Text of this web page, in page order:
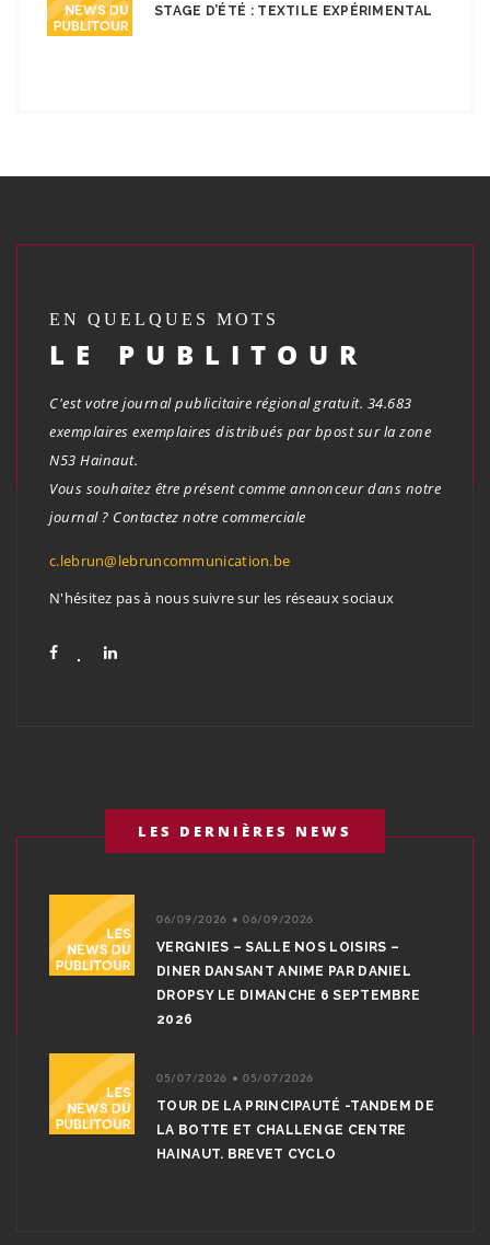
STAGE D’ÉTÉ : TEXTILE EXPÉRIMENTAL
EN QUELQUES MOTS
LE PUBLITOUR
C'est votre journal publicitaire régional gratuit. 34.683
exemplaires exemplaires distribués par bpost sur la zone
N53 Hainaut.
Vous souhaitez être présent comme annonceur dans notre
journal ? Contactez notre commerciale
c.lebrun@lebruncommunication.be
N'hésitez pas à nous suivre sur les réseaux sociaux
LES DERNIÈRES NEWS
06/09/2026 • 06/09/2026
VERGNIES – SALLE NOS LOISIRS –
DINER DANSANT ANIME PAR DANIEL
DROPSY LE DIMANCHE 6 SEPTEMBRE
2026
05/07/2026 • 05/07/2026
TOUR DE LA PRINCIPAUTÉ -TANDEM DE
LA BOTTE ET CHALLENGE CENTRE
HAINAUT. BREVET CYCLO